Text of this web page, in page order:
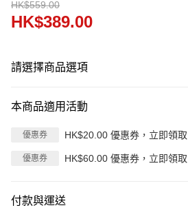
HK$559.00
HK$389.00
請選擇商品選項
本商品適用活動
優惠券 HK$20.00 優惠券，立即領取
優惠券 HK$60.00 優惠券，立即領取
付款與運送